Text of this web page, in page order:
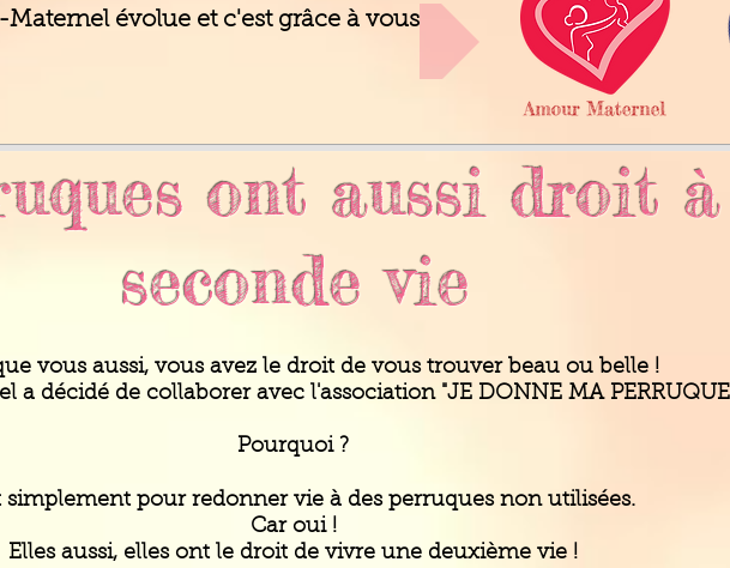
évolue et c'est grâce à vous
ont aussi droit
seconde vie
vous aussi, vous avez le droit de vous trouver beau ou belle !
a décidé de collaborer avec l'association "JE DONNE MA
Pourquoi ?
simplement pour redonner vie à des perruques non utilisées.
Car oui !
Elles aussi, elles ont le droit de vivre une deuxième vie !